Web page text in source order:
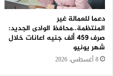
دعما للعمالة غير
المنتظمة..محافظ الوادى الجديد:
صرف 459 ألف جنيه اعانات خلال
شهر يونيو
8 أغسطس، 2026